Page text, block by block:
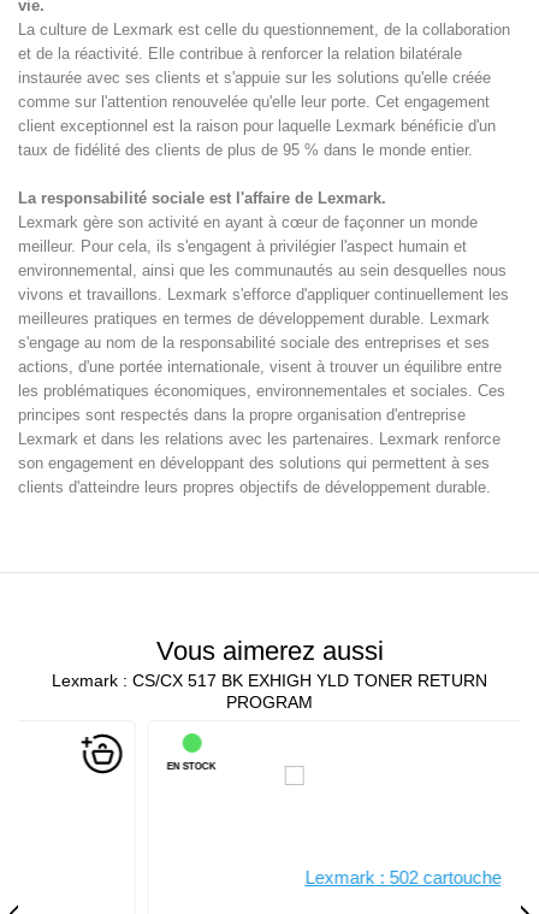
vie.
La culture de Lexmark est celle du questionnement, de la collaboration
et de la réactivité. Elle contribue à renforcer la relation bilatérale
instaurée avec ses clients et s'appuie sur les solutions qu'elle créée
comme sur l'attention renouvelée qu'elle leur porte. Cet engagement
client exceptionnel est la raison pour laquelle Lexmark bénéficie d'un
taux de fidélité des clients de plus de 95 % dans le monde entier.
La responsabilité sociale est l'affaire de Lexmark.
Lexmark gère son activité en ayant à cœur de façonner un monde
meilleur. Pour cela, ils s'engagent à privilégier l'aspect humain et
environnemental, ainsi que les communautés au sein desquelles nous
vivons et travaillons. Lexmark s'efforce d'appliquer continuellement les
meilleures pratiques en termes de développement durable. Lexmark
s'engage au nom de la responsabilité sociale des entreprises et ses
actions, d'une portée internationale, visent à trouver un équilibre entre
les problématiques économiques, environnementales et sociales. Ces
principes sont respectés dans la propre organisation d'entreprise
Lexmark et dans les relations avec les partenaires. Lexmark renforce
son engagement en développant des solutions qui permettent à ses
clients d'atteindre leurs propres objectifs de développement durable.
Vous aimerez aussi
Lexmark : CS/CX 517 BK EXHIGH YLD TONER RETURN
PROGRAM
EN STOCK